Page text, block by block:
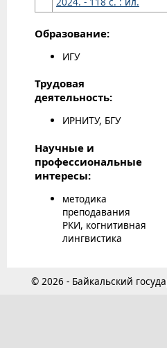
Образование:
ИГУ
Трудовая
деятельность:
ИРНИТУ, БГУ
Научные и
профессиональные
интересы:
методика
преподавания
РКИ, когнитивная
лингвистика
© 2026 - Байкальский